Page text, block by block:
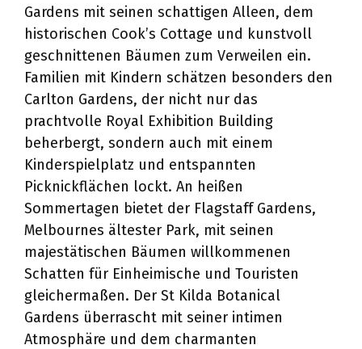
Gardens mit seinen schattigen Alleen, dem
historischen Cook’s Cottage und kunstvoll
geschnittenen Bäumen zum Verweilen ein.
Familien mit Kindern schätzen besonders den
Carlton Gardens, der nicht nur das
prachtvolle Royal Exhibition Building
beherbergt, sondern auch mit einem
Kinderspielplatz und entspannten
Picknickflächen lockt. An heißen
Sommertagen bietet der Flagstaff Gardens,
Melbournes ältester Park, mit seinen
majestätischen Bäumen willkommenen
Schatten für Einheimische und Touristen
gleichermaßen. Der St Kilda Botanical
Gardens überrascht mit seiner intimen
Atmosphäre und dem charmanten